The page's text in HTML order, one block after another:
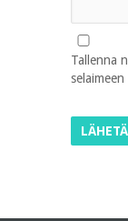
Tallenna